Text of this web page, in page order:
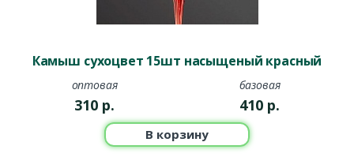
Камыш сухоцвет 15шт насыщеный красный
оптовая
310 р.
базовая
410 р.
В корзину